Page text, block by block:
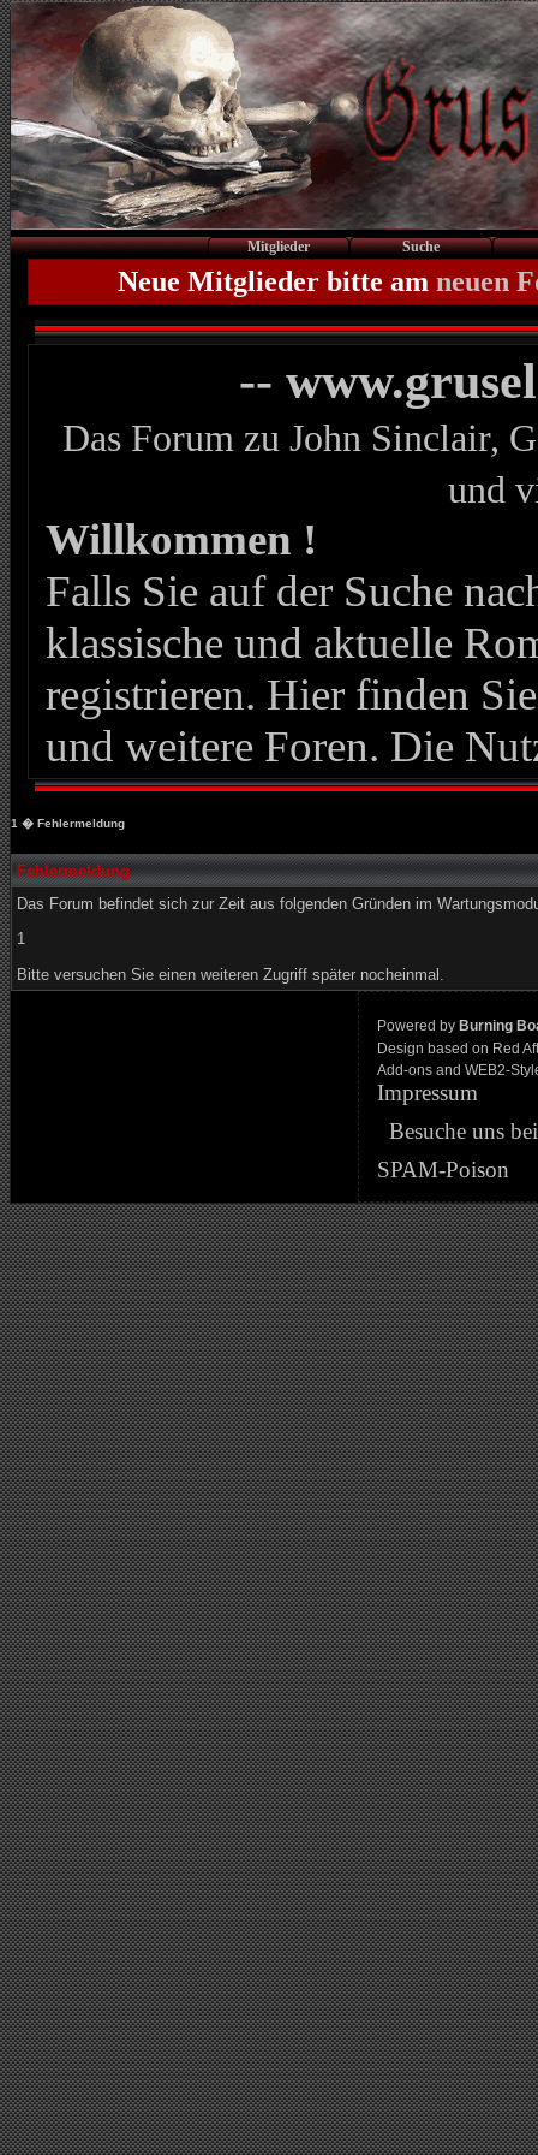
Mitglieder Suche
Neue Mitglieder bitte am neuen
--
Das Forum zu John Sinclair,
und
Willkommen !
Falls Sie auf der Suche
klassische und aktuelle
registrieren. Hier finden
und weitere Foren. Die
1 � Fehlermeldung
Fehlermeldung
Das Forum befindet sich zur Zeit aus folgenden Gründen im
1
Bitte versuchen Sie einen weiteren Zugriff später nocheinmal.
Powered by Burning
Design based on Red
Add-ons and WEB2-
Impressum
Besuche uns
SPAM-Poison